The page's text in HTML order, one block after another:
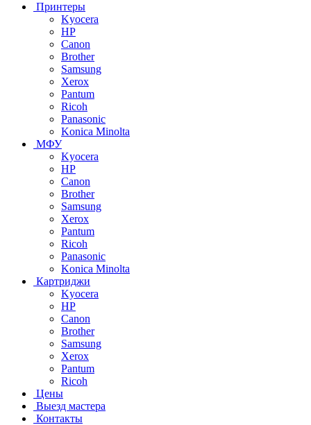
Принтеры
Kyocera
HP
Canon
Brother
Samsung
Xerox
Pantum
Ricoh
Panasonic
Konica Minolta
МФУ
Kyocera
HP
Canon
Brother
Samsung
Xerox
Pantum
Ricoh
Panasonic
Konica Minolta
Картриджи
Kyocera
HP
Canon
Brother
Samsung
Xerox
Pantum
Ricoh
Цены
Выезд мастера
Контакты